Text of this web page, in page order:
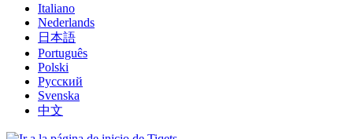
Italiano
Nederlands
日本語
Português
Polski
Русский
Svenska
中文